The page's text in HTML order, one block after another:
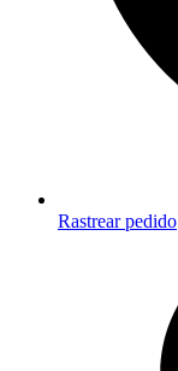
Rastrear pedido